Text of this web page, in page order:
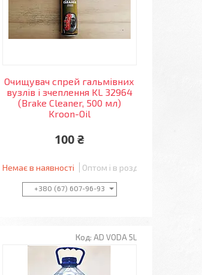
Очищувач спрей гальмівних
вузлів і зчеплення KL 32964
(Brake Cleaner, 500 мл)
Kroon-Oil
100 ₴
Немає в наявності Оптом і в роздріб
+380 (67) 607-96-93
AD VODA 5L